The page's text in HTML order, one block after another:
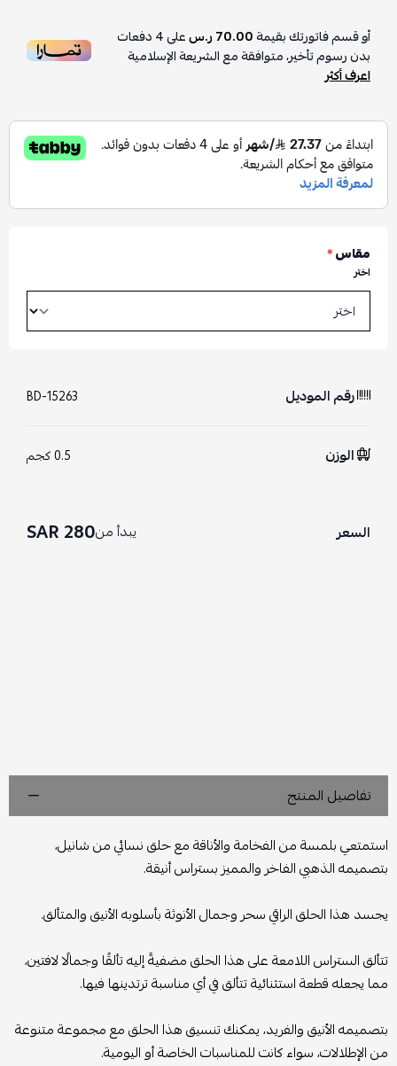
أو قسم فاتورتك بقيمة70.00 ر.س على4دفعات
بدون رسوم تأخير، متوافقة مع الشريعة الإسلامية
اعرف أكثر
مقاس*
اختر
رقم الموديل BD-15263
الوزن 0.5 كجم
السعر يبدأ من280 SAR
تفاصيل المنتج
استمتعي بلمسة من الفخامة والأناقة مع حلق نسائي من شانيل،
بتصميمه الذهبي الفاخر والمميز بستراس أنيقة.
يجسد هذا الحلق الراقي سحر وجمال الأنوثة بأسلوبه الأنيق والمتألق.
تتألق الستراس اللامعة على هذا الحلق مضفيةً إليه تألقًا وجمالًا لافتين،
مما يجعله قطعة استثنائية تتألق في أي مناسبة ترتدينها فيها.
بتصميمه الأنيق والفريد، يمكنك تنسيق هذا الحلق مع مجموعة متنوعة
من الإطلالات، سواء كانت للمناسبات الخاصة أو اليومية.